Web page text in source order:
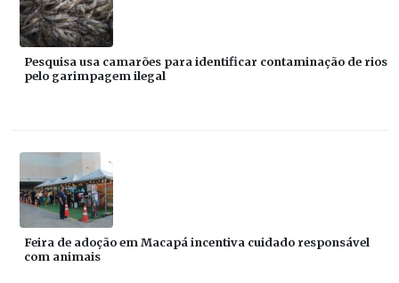
Pesquisa usa camarões para identificar contaminação de rios
pelo garimpagem ilegal
Feira de adoção em Macapá incentiva cuidado responsável
com animais